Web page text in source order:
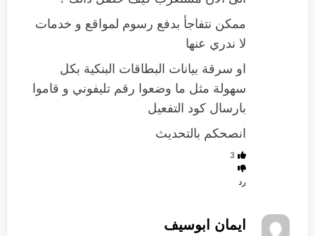
ممكن نتفاجأ بدفع رسوم لمواقع و خدمات
لا ندري عنها
او سرقة بيانات البطاقات البنكية بكل
سهولة مثل ما وضعوا رقم تليفوني و قاموا
بارسال كود التفعيل
انصحكم بالتحديث
3
رد
ايمان ابوسيف